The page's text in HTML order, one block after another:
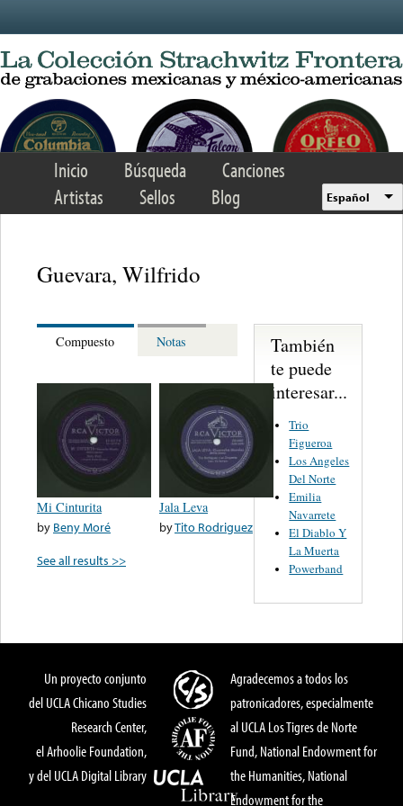
Inicio Búsqueda
Canciones
Artistas
Sellos Blog Español
Guevara, Wilfrido
Compuesto Notas
Mi Cinturita
by Beny Moré
Jala Leva
byTito Rodriguez
See all results >>
También
te puede
interesar...
Trio
Figueroa
Los Angeles
Del Norte
Emilia
Navarrete
El Diablo Y
La Muerta
Powerband
Un proyecto conjunto
del UCLA Chicano Studies
Research Center,
el Arhoolie Foundation,
y del UCLA Digital Library
Agradecemos a todos los
patronicadores, especialmente
al UCLA Los Tigres de Norte
Fund, National Endowment for
the Humanities, National
Endowment for the